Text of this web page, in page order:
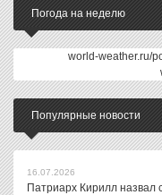
Погода на неделю
world-weather.ru/
Популярные новости
16.07.2026
Патриарх Кирилл назвал